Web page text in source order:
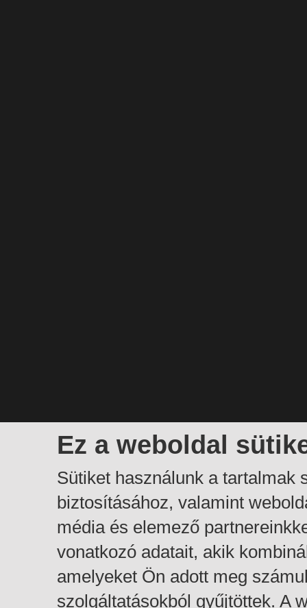
Ez a weboldal
Sütiket használunk a tartalmak
biztosításához, valamint
média és elemező
vonatkozó adatait, akik
amelyeket Ön adott meg
szolgáltatásokból gyűjtöttek. A